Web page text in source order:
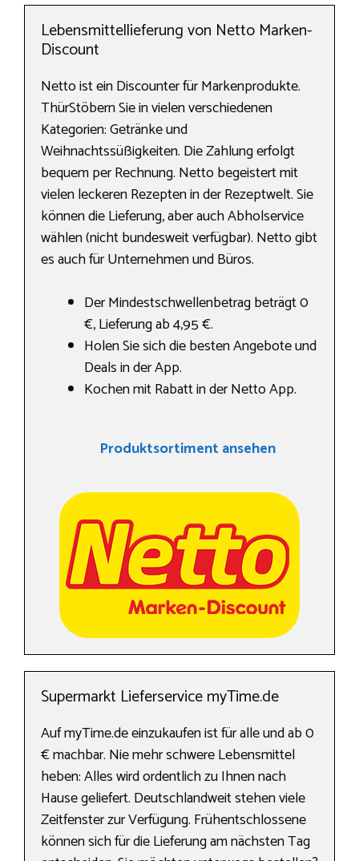
Lebensmittellieferung von Netto Marken-
Discount
Netto ist ein Discounter für Markenprodukte.
ThürStöbern Sie in vielen verschiedenen
Kategorien: Getränke und
Weihnachtssüßigkeiten. Die Zahlung erfolgt
bequem per Rechnung. Netto begeistert mit
vielen leckeren Rezepten in der Rezeptwelt. Sie
können die Lieferung, aber auch Abholservice
wählen (nicht bundesweit verfügbar). Netto gibt
es auch für Unternehmen und Büros.
Der Mindestschwellenbetrag beträgt 0
€, Lieferung ab 4,95 €.
Holen Sie sich die besten Angebote und
Deals in der App.
Kochen mit Rabatt in der Netto App.
Produktsortiment ansehen
Supermarkt Lieferservice myTime.de
Auf myTime.de einzukaufen ist für alle und ab 0
€ machbar. Nie mehr schwere Lebensmittel
heben: Alles wird ordentlich zu Ihnen nach
Hause geliefert. Deutschlandweit stehen viele
Zeitfenster zur Verfügung. Frühentschlossene
können sich für die Lieferung am nächsten Tag